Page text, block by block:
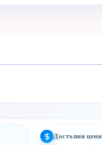
Достъпни цени